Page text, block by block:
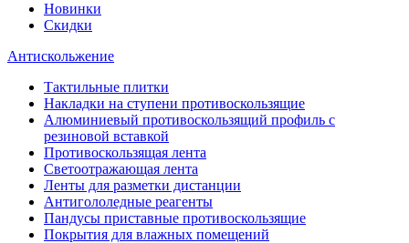
Новинки
Скидки
Антискольжение
Тактильные плитки
Накладки на ступени противоскользящие
Алюминиевый противоскользящий профиль с
резиновой вставкой
Противоскользящая лента
Cветоотражающая лента
Ленты для разметки дистанции
Антигололедные реагенты
Пандусы приставные противоскользящие
Покрытия для влажных помещений